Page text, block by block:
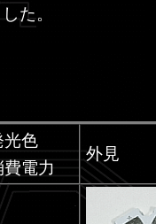
た。
光色
費電力
外見